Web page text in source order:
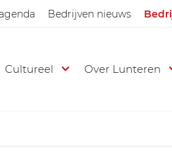
Bedrijven nieuws
Cultureel Over Lunteren